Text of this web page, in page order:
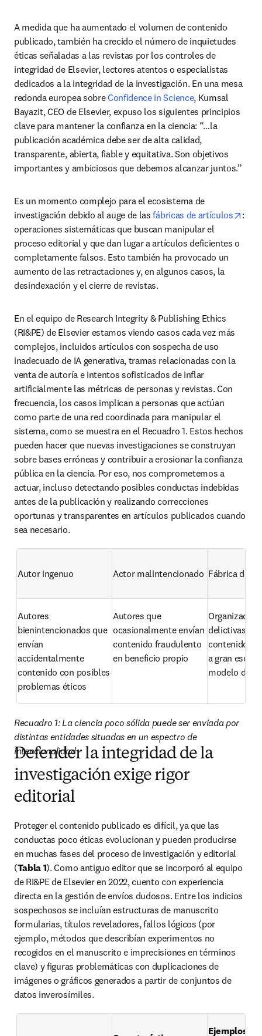
A medida que ha aumentado el volumen de contenido
publicado, también ha crecido el número de inquietudes
éticas señaladas a las revistas por los controles de
integridad de Elsevier, lectores atentos o especialistas
dedicados a la integridad de la investigación. En una mesa
redonda europea sobre Confidence in Science, Kumsal
Bayazit, CEO de Elsevier, expuso los siguientes principios
clave para mantener la confianza en la ciencia: “…la
publicación académica debe ser de alta calidad,
transparente, abierta, fiable y equitativa. Son objetivos
importantes y ambiciosos que debemos alcanzar juntos.”
Es un momento complejo para el ecosistema de
investigación debido al auge de las fábricas de artículos
:
operaciones sistemáticas que buscan manipular el
proceso editorial y que dan lugar a artículos deficientes o
completamente falsos. Esto también ha provocado un
aumento de las retractaciones y, en algunos casos, la
desindexación y el cierre de revistas.
En el equipo de Research Integrity & Publishing Ethics
(RI&PE) de Elsevier estamos viendo casos cada vez más
complejos, incluidos artículos con sospecha de uso
inadecuado de IA generativa, tramas relacionadas con la
venta de autoría e intentos sofisticados de inflar
artificialmente las métricas de personas y revistas. Con
frecuencia, los casos implican a personas que actúan
como parte de una red coordinada para manipular el
sistema, como se muestra en el Recuadro 1. Estos hechos
pueden hacer que nuevas investigaciones se construyan
sobre bases erróneas y contribuir a erosionar la confianza
pública en la ciencia. Por eso, nos comprometemos a
actuar, incluso detectando posibles conductas indebidas
antes de la publicación y realizando correcciones
oportunas y transparentes en artículos publicados cuando
sea necesario.
Autor ingenuo Actor malintencionado Fábrica de
Autores
bienintencionados que
envían
accidentalmente
contenido con posibles
problemas éticos
Autores que
ocasionalmente envían
contenido fraudulento
en beneficio propio
delictivas
contenido
a gran
modelo de
Recuadro 1: La ciencia poco sólida puede ser enviada por
distintas entidades situadas en un espectro de
intencionalidad
Defender la integridad de la
investigación exige rigor
editorial
Proteger el contenido publicado es difícil, ya que las
conductas poco éticas evolucionan y pueden producirse
en muchas fases del proceso de investigación y editorial
(Tabla 1). Como antiguo editor que se incorporó al equipo
de RI&PE de Elsevier en 2022, cuento con experiencia
directa en la gestión de envíos dudosos. Entre los indicios
sospechosos se incluían estructuras de manuscrito
formularias, títulos reveladores, fallos lógicos (por
ejemplo, métodos que describían experimentos no
recogidos en el manuscrito e imprecisiones en términos
clave) y figuras problemáticas con duplicaciones de
imágenes o gráficos generados a partir de conjuntos de
datos inverosímiles.
Ejemplos de